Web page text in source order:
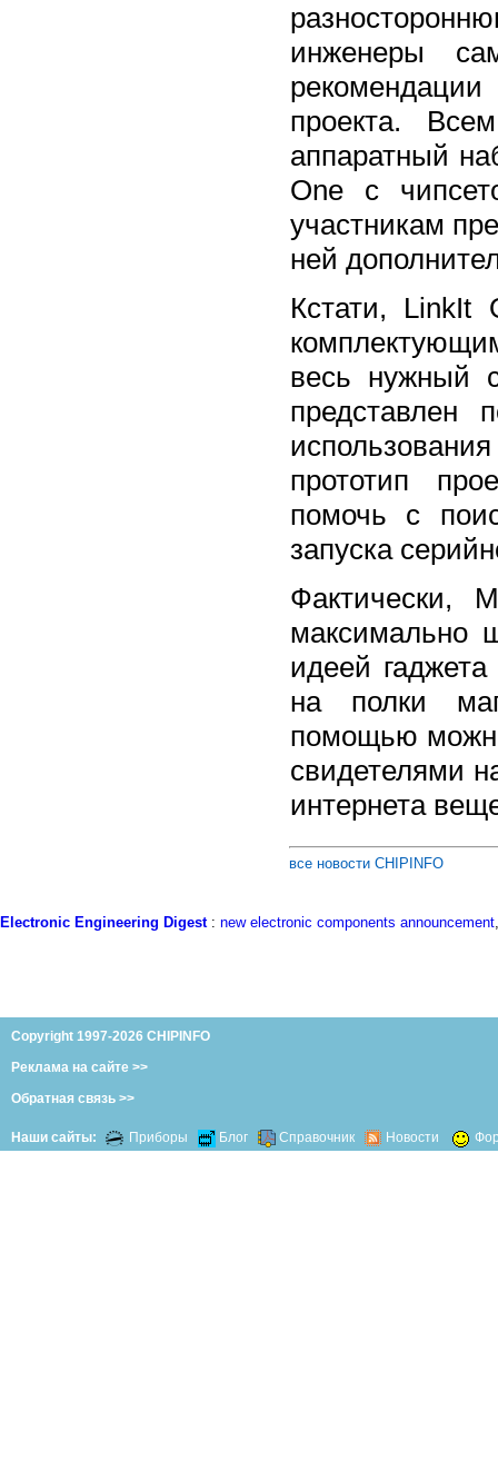
инженеры
проекта.
аппаратный
One с
участникам
ней
Кстати, LinkIt
весь нужный
представлен
прототип
помочь с
запуска
Фактически,
максимально
идеей
на полки
помощью
свидетелями
интернета
все новости CHIPINFO
Electronic Engineering Digest: new electronic components announcement
Copyright 1997-2026 CHIPINFO
Реклама на сайте >>
Обратная связь >>
Наши сайты: Приборы Блог Справочник Новости